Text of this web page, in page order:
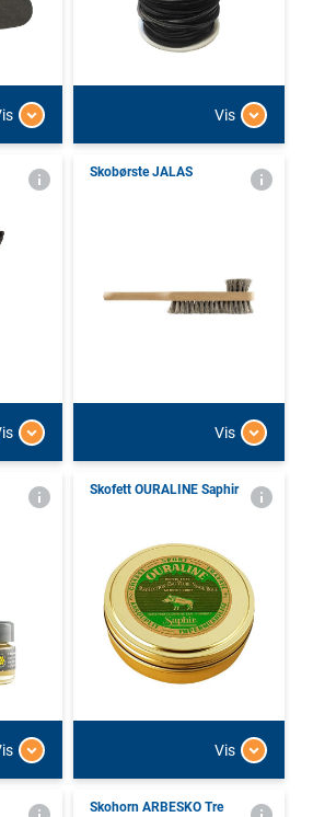
Vis
Skobørste JALAS
Vis
Skofett OURALINE Saphir
Vis
Skohorn ARBESKO Tre